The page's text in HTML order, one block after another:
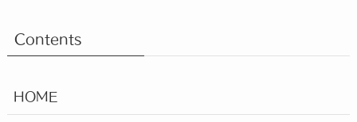
Contents
HOME